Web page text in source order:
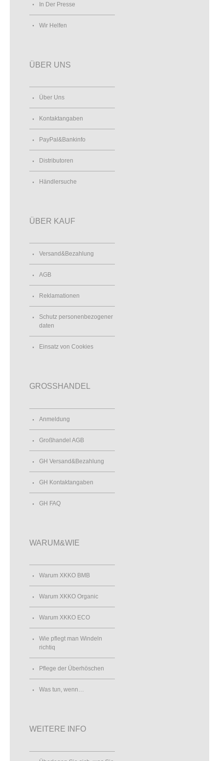
In Der Presse
Wir Helfen
ÜBER UNS
Über Uns
Kontaktangaben
PayPal&Bankinfo
Distributoren
Händlersuche
ÜBER KAUF
Versand&Bezahlung
AGB
Reklamationen
Schutz personenbezogener
daten
Einsatz von Cookies
GROSSHANDEL
Anmeldung
Großhandel AGB
GH Versand&Bezahlung
GH Kontaktangaben
GH FAQ
WARUM&WIE
Warum XKKO BMB
Warum XKKO Organic
Warum XKKO ECO
Wie pflegt man Windeln
richtiq
Pflege der Überhöschen
Was tun, wenn…
WEITERE INFO